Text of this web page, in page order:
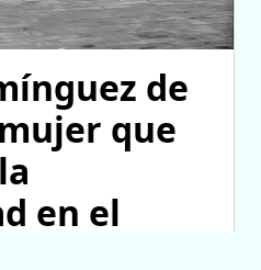
de
que
en el